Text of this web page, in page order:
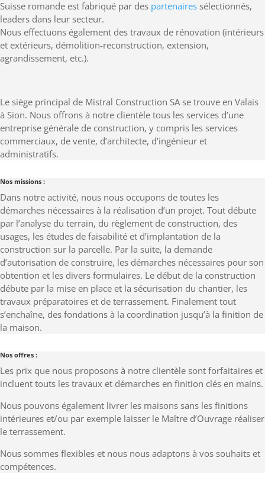
Suisse romande est fabriqué par des partenaires sélectionnés,
leaders dans leur secteur.
Nous effectuons également des travaux de rénovation (intérieurs
et extérieurs, démolition-reconstruction, extension,
agrandissement, etc.).
Le siège principal de Mistral Construction SA se trouve en Valais
à Sion. Nous offrons à notre clientèle tous les services d’une
entreprise générale de construction, y compris les services
commerciaux, de vente, d’architecte, d’ingénieur et
administratifs.
Nos missions :
Dans notre activité, nous nous occupons de toutes les
démarches nécessaires à la réalisation d’un projet. Tout débute
par l’analyse du terrain, du règlement de construction, des
usages, les études de faisabilité et d’implantation de la
construction sur la parcelle. Par la suite, la demande
d’autorisation de construire, les démarches nécessaires pour son
obtention et les divers formulaires. Le début de la construction
débute par la mise en place et la sécurisation du chantier, les
travaux préparatoires et de terrassement. Finalement tout
s’enchaîne, des fondations à la coordination jusqu’à la finition de
la maison.
Nos offres :
Les prix que nous proposons à notre clientèle sont forfaitaires et
incluent touts les travaux et démarches en finition clés en mains.
Nous pouvons également livrer les maisons sans les finitions
intérieures et/ou par exemple laisser le Maître d’Ouvrage réaliser
le terrassement.
Nous sommes flexibles et nous nous adaptons à vos souhaits et
compétences.